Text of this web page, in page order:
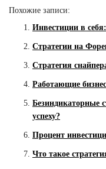
Похожие записи:
Инвестиции в
Стратегии на
Стратегия
Работающие
Безиндикаторные
успеху?
Процент
Что такое